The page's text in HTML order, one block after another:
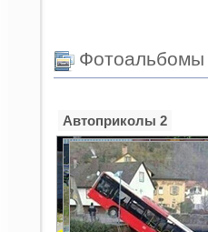
Фотоальбомы
Автоприколы 2